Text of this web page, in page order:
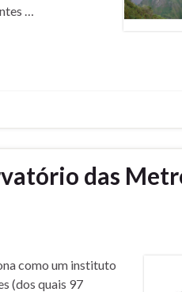
…
das
como um instituto
(dos quais 97